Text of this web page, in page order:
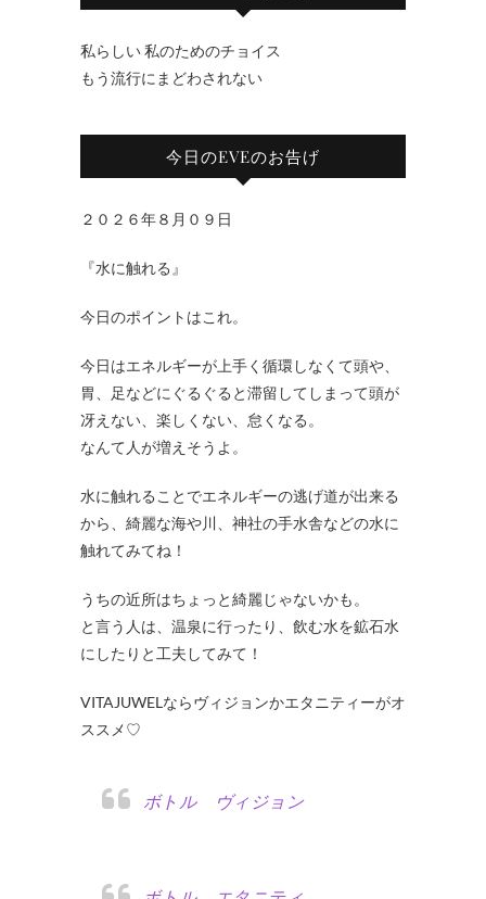
私らしい 私のためのチョイス
もう流行にまどわされない
今日のEVEのお告げ
２０２６年８月０９日
『水に触れる』
今日のポイントはこれ。
今日はエネルギーが上手く循環しなくて頭や、
胃、足などにぐるぐると滞留してしまって頭が
冴えない、楽しくない、怠くなる。
なんて人が増えそうよ。
水に触れることでエネルギーの逃げ道が出来る
から、綺麗な海や川、神社の手水舎などの水に
触れてみてね！
うちの近所はちょっと綺麗じゃないかも。
と言う人は、温泉に行ったり、飲む水を鉱石水
にしたりと工夫してみて！
VITAJUWELならヴィジョンかエタニティーがオ
ススメ♡
ボトル ヴィジョン